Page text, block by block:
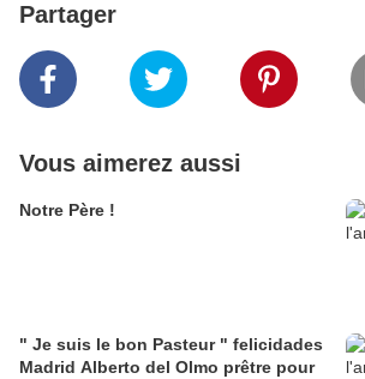
Partager
Vous aimerez aussi
Notre Père !
" Je suis le bon Pasteur " felicidades
Madrid Alberto del Olmo prêtre pour